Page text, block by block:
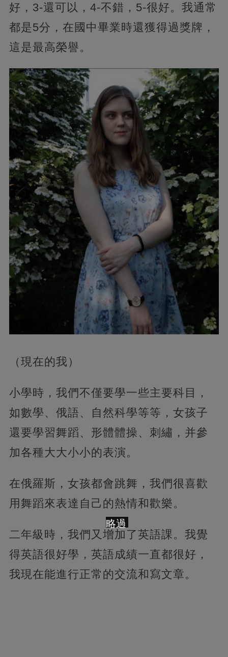
好，3-還可以，4-不錯，5-很好。我通常
都是5分，在國中畢業時還獲得過獎牌，
這是最高榮譽。
（現在的我）
小學時，我們不僅要學一些主要科目，
如數學、俄語、自然科學等等，女孩子
還要學習舞蹈、形體體操、刺繡，并參
加各種大大小小的表演。
在俄羅斯，女孩都會跳舞，我們很喜歡
用舞蹈來表達自己的熱情和歡樂。
二年級時，我們又增加了英語課。我覺
得英語很好學，英語成績一直都很好，
我現在能進行正常的交流和寫文章。
略過